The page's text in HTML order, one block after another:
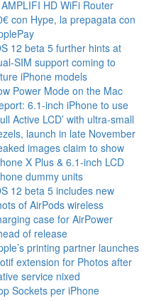
HD WiFi Router
con Hype, la prepagata con
12 beta 5 further hints at
SIM support coming to
iPhone models
Power Mode on the Mac
6.1-inch iPhone to use
Active LCD’ with ultra-small
launch in late November
images claim to show
X Plus & 6.1-inch LCD
dummy units
12 beta 5 includes new
of AirPods wireless
case for AirPower
of release
printing partner launches
extension for Photos after
service nixed
Sockets per iPhone